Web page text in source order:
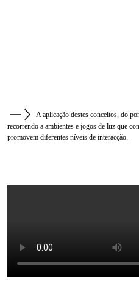
A aplicação destes conceitos, do
recorrendo a ambientes e jogos de luz que
promovem diferentes níveis de interacção.